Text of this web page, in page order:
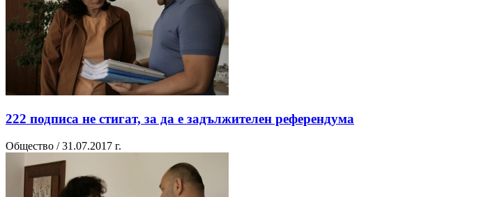
222 подписа не стигат, за да е задължителен референдума
Общество / 31.07.2017 г.